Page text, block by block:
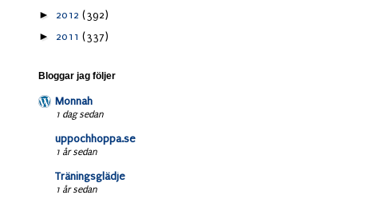
► 2012 (392)
► 2011 (337)
Bloggar jag följer
Monnah
1 dag sedan
uppochhoppa.se
1 år sedan
Träningsglädje
1 år sedan